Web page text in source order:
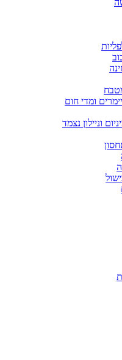
ומדי חום
וניילון נצמד